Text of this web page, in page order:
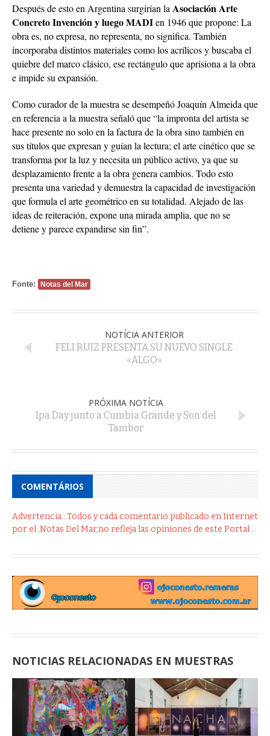
Después de esto en Argentina surgirían la Asociación Arte
Concreto Invención y luego MADIen 1946 que propone: La
obra es, no expresa, no representa, no significa. También
incorporaba distintos materiales como los acrílicos y buscaba el
quiebre del marco clásico, ese rectángulo que aprisiona a la obra
e impide su expansión.
Como curador de la muestra se desempeñó Joaquín Almeida que
en referencia a la muestra señaló que “la impronta del artista se
hace presente no solo en la factura de la obra sino también en
sus títulos que expresan y guían la lectura; el arte cinético que se
transforma por la luz y necesita un público activo, ya que su
desplazamiento frente a la obra genera cambios. Todo esto
presenta una variedad y demuestra la capacidad de investigación
que formula el arte geométrico en su totalidad. Alejado de las
ideas de reiteración, expone una mirada amplia, que no se
detiene y parece expandirse sin fin”.
Fonte: Notas del Mar
NOTÍCIA ANTERIOR
FELI RUIZ PRESENTA SU NUEVO SINGLE
«ALGO»
PRÓXIMA NOTÍCIA
Ipa Day junto a Cumbia Grande y Son del
Tambor
COMENTÁRIOS
Advertencia : Todos y cada comentario publicado en Internet
por el .Notas Del Mar,no refleja las opiniones de este Portal .
NOTICIAS RELACIONADAS EN MUESTRAS